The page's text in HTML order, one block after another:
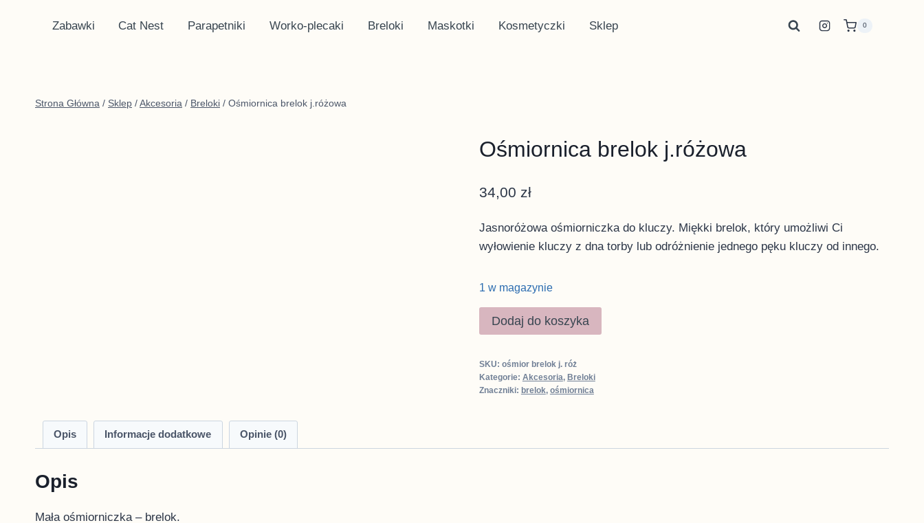
Zabawki Cat Nest Parapetniki Worko-plecaki Breloki Maskotki Kosmetyczki Sklep 0
Strona Główna / Sklep /Akcesoria / Breloki / Ośmiornica brelok j.różowa
Ośmiornica brelok j.różowa
34,00 zł
Jasnoróżowa ośmiorniczka do kluczy. Miękki brelok, który umożliwi Ci
wyłowienie kluczy z dna torby lub odróżnienie jednego pęku kluczy od innego.
1 w magazynie
ilość
Ośmiornica
j.różowa
Dodaj do koszyka
SKU: ośmior brelok j. róż
Kategorie: Akcesoria, Breloki
Znaczniki: brelok, ośmiornica
Opis Informacje dodatkowe Opinie (0)
Opis
Mała ośmiorniczka – brelok.